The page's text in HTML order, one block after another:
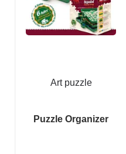
Art puzzle
Puzzle Organizer